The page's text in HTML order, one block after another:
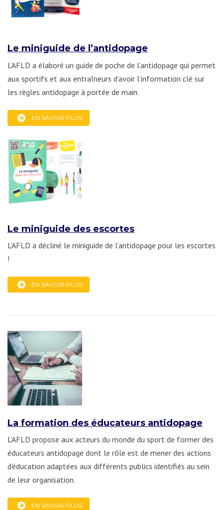
Le miniguide de l’antidopage
L’AFLD a élaboré un guide de poche de l’antidopage qui permet
aux sportifs et aux entraîneurs d’avoir l’information clé sur
les règles antidopage à portée de main.
EN SAVOIR PLUS
Le miniguide des escortes
L’AFLD a décliné le miniguide de l’antidopage pour les escortes
!
EN SAVOIR PLUS
La formation des éducateurs antidopage
L’AFLD propose aux acteurs du monde du sport de former des
éducateurs antidopage dont le rôle est de mener des actions
d’éducation adaptées aux différents publics identifiés au sein
de leur organisation.
EN SAVOIR PLUS